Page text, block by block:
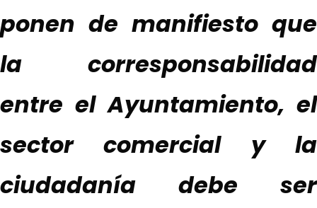
ponen de manifiesto que
la corresponsabilidad
entre el Ayuntamiento, el
sector comercial y la
ciudadanía debe ser